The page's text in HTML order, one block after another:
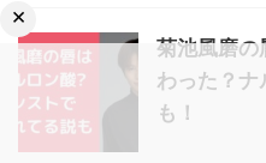
菊池風磨の
わった？ナ
も！
×